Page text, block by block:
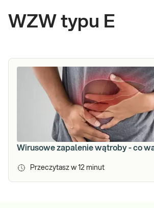
WZW typu E
Wirusowe zapalenie wątroby - co
Przeczytasz w 12 minut